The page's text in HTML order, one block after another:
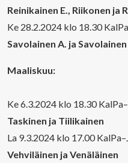
Reinikainen E., Riikonen ja
Ke 28.2.2024 klo 18.30
Savolainen A. ja Savolainen
Maaliskuu:
Ke 6.3.2024 klo 18.30
Taskinen ja Tiilikainen
La 9.3.2024 klo 17.00
Vehviläinen ja Venäläinen